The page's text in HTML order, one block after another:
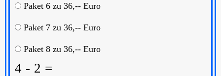
Paket 6 zu 36,-- Euro
Paket 7 zu 36,-- Euro
Paket 8 zu 36,-- Euro
4 - 2 =